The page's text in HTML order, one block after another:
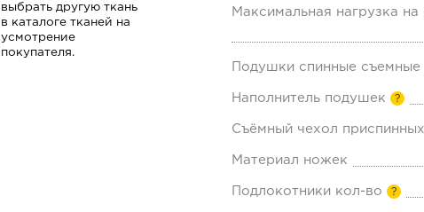
выбрать другую ткань
в каталоге тканей на
усмотрение
покупателя.
Максимальная нагрузка
Подушки спинные съемные
Наполнитель подушек ?
Съёмный чехол
Материал ножек
Подлокотники кол-во ?